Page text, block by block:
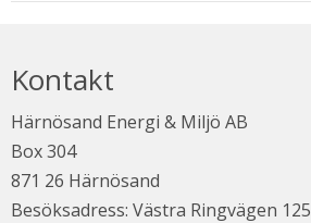
Kontakt
Härnösand Energi & Miljö AB
Box 304
871 26 Härnösand
Besöksadress: Västra Ringvägen 125